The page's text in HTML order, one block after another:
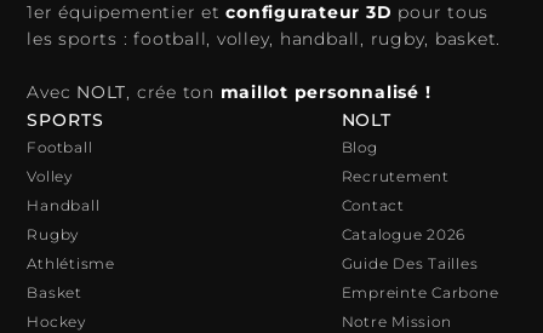
1er équipementier etconfigurateur 3D pour tous
les sports : football, volley, handball, rugby, basket.
Avec NOLT, crée ton maillot personnalisé !
SPORTS
Football
Volley
Handball
Rugby
Athlétisme
Basket
Hockey
NOLT
Blog
Recrutement
Contact
Catalogue 2026
Guide Des Tailles
Empreinte Carbone
Notre Mission